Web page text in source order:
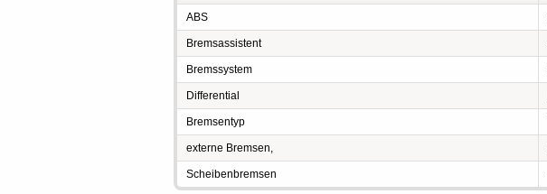
ABS
Bremsassistent
Bremssystem
Differential
Bremsentyp
externe Bremsen,
Scheibenbremsen